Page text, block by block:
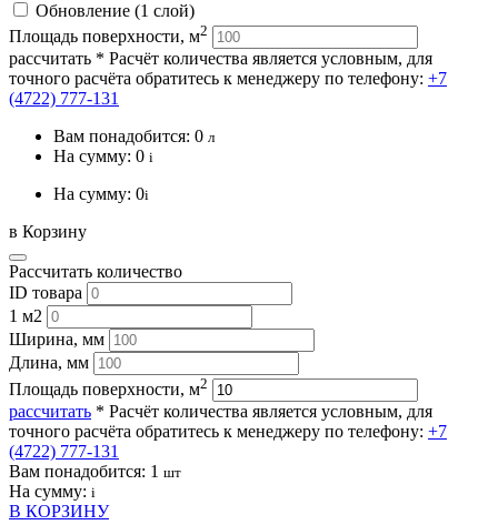
Обновление (1 слой)
Площадь поверхности, м2
рассчитать * Расчёт количества является условным, для
точного расчёта обратитесь к менеджеру по телефону: +7
(4722) 777-131
Вам понадобится: 0 л
На сумму: 0 i
На сумму: 0i
в Корзину
Рассчитать количество
ID товара
1 м2
Ширина, мм
Длина, мм
Площадь поверхности, м2
рассчитать * Расчёт количества является условным, для
точного расчёта обратитесь к менеджеру по телефону: +7
(4722) 777-131
Вам понадобится: 1 шт
На сумму: i
В КОРЗИНУ